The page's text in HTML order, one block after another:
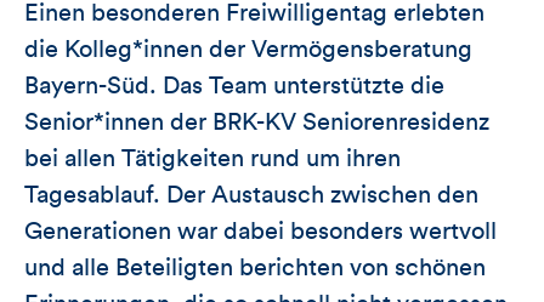
Einen besonderen Freiwilligentag erlebten
die Kolleg*innen der Vermögensberatung
Bayern-Süd. Das Team unterstützte die
Senior*innen der BRK-KV Seniorenresidenz
bei allen Tätigkeiten rund um ihren
Tagesablauf. Der Austausch zwischen den
Generationen war dabei besonders wertvoll
und alle Beteiligten berichten von schönen